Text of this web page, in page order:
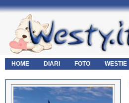
HOME DIARI FOTO WESTIE